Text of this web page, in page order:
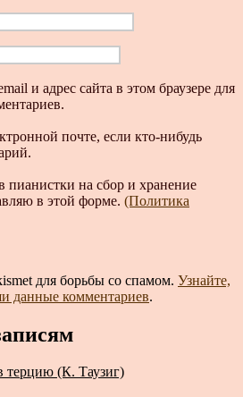
и адрес сайта в этом браузере для
почте, если кто-нибудь
пианистки на сбор и хранение
в этой форме. (Политика
для борьбы со спамом. Узнайте,
данные комментариев.
терцию (К. Таузиг)